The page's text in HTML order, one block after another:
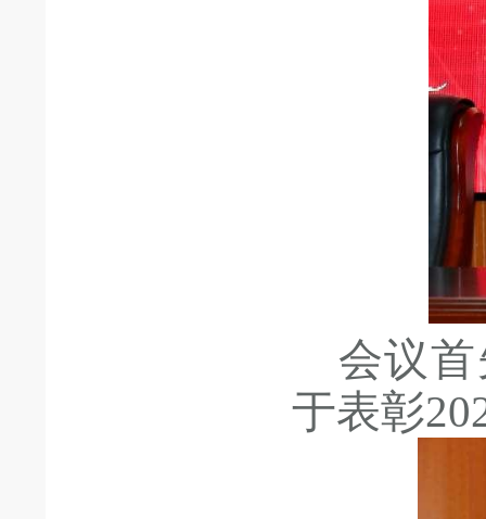
会议
于表彰